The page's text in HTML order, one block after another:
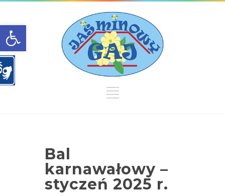
Open toolbar
Bal
karnawałowy –
styczeń 2025 r.